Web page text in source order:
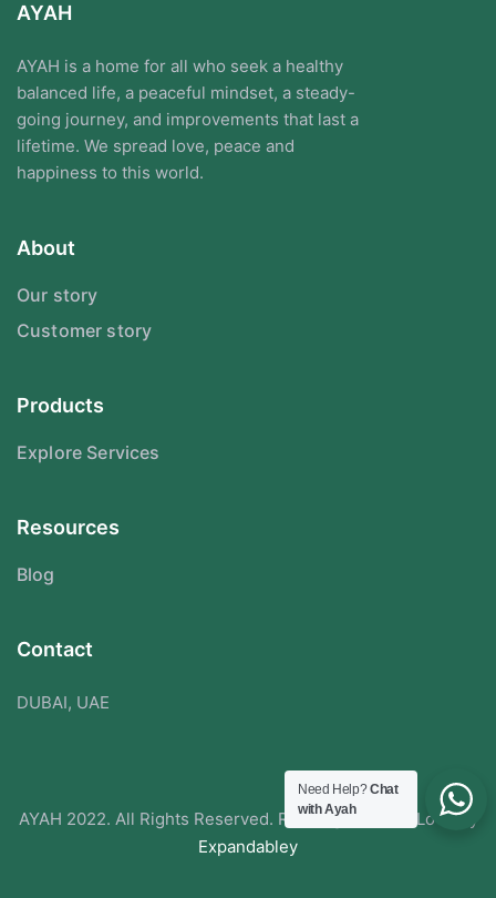
AYAH
AYAH is a home for all who seek a healthy
balanced life, a peaceful mindset, a steady-
going journey, and improvements that last a
lifetime. We spread love, peace and
happiness to this world.
About
Our story
Customer story
Products
Explore Services
Resources
Blog
Contact
DUBAI, UAE
AYAH 2022. All Rights Reserved. Redesigned With Love By
Expandabley
Need Help?Chat
with Ayah